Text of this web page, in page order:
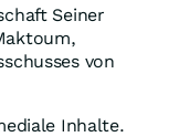
Seiner
von
Inhalte.